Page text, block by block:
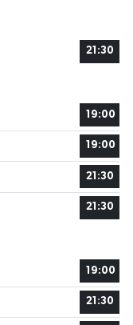
21:30
19:00
19:00
21:30
21:30
19:00
21:30